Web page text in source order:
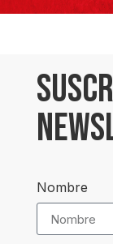
Nombre